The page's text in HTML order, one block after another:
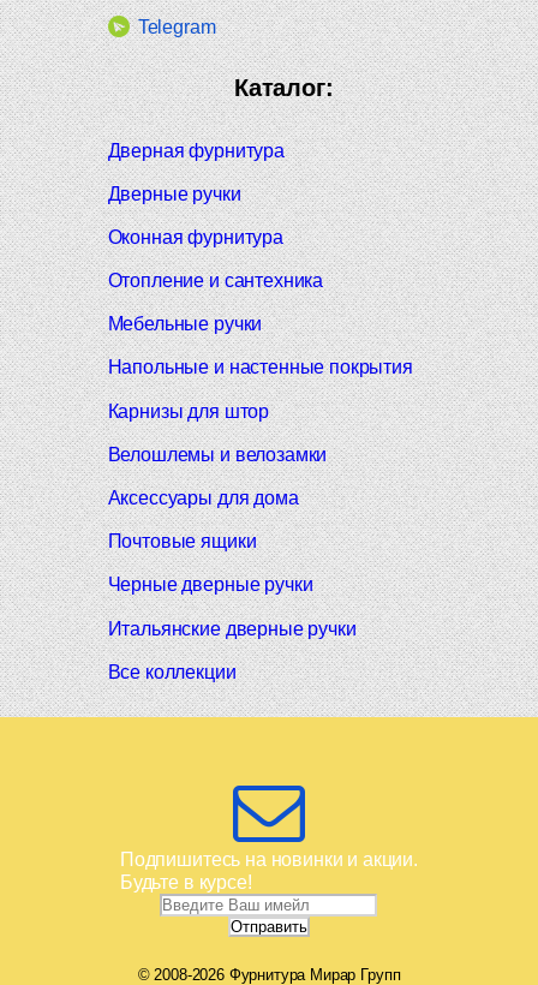
Telegram
Каталог:
Дверная фурнитура
Дверные ручки
Оконная фурнитура
Отопление и сантехника
Мебельные ручки
Напольные и настенные покрытия
Карнизы для штор
Велошлемы и велозамки
Аксессуары для дома
Почтовые ящики
Черные дверные ручки
Итальянские дверные ручки
Все коллекции
Подпишитесь на новинки и акции.
Будьте в курсе!
© 2008-2026 Фурнитура Мирар Групп